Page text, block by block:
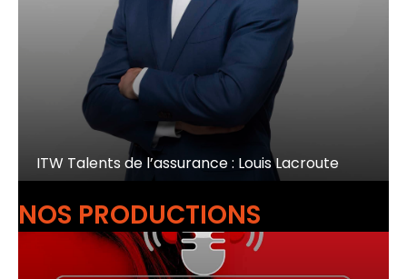
ITW Talents de l’assurance : Louis Lacroute
NOS PRODUCTIONS